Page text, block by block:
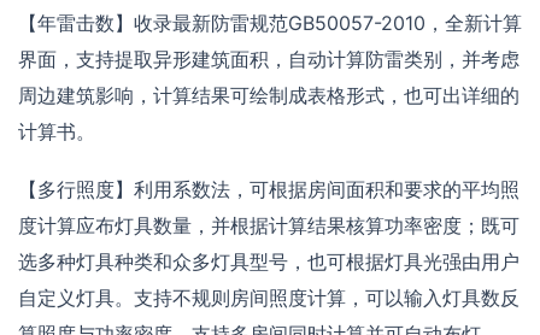
【年雷击数】收录最新防雷规范GB50057-2010，全新计算
界面，支持提取异形建筑面积，自动计算防雷类别，并考虑
周边建筑影响，计算结果可绘制成表格形式，也可出详细的
计算书。
【多行照度】利用系数法，可根据房间面积和要求的平均照
度计算应布灯具数量，并根据计算结果核算功率密度；既可
选多种灯具种类和众多灯具型号，也可根据灯具光强由用户
自定义灯具。支持不规则房间照度计算，可以输入灯具数反